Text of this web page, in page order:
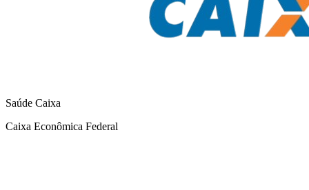
Saúde Caixa
Caixa Econômica Federal